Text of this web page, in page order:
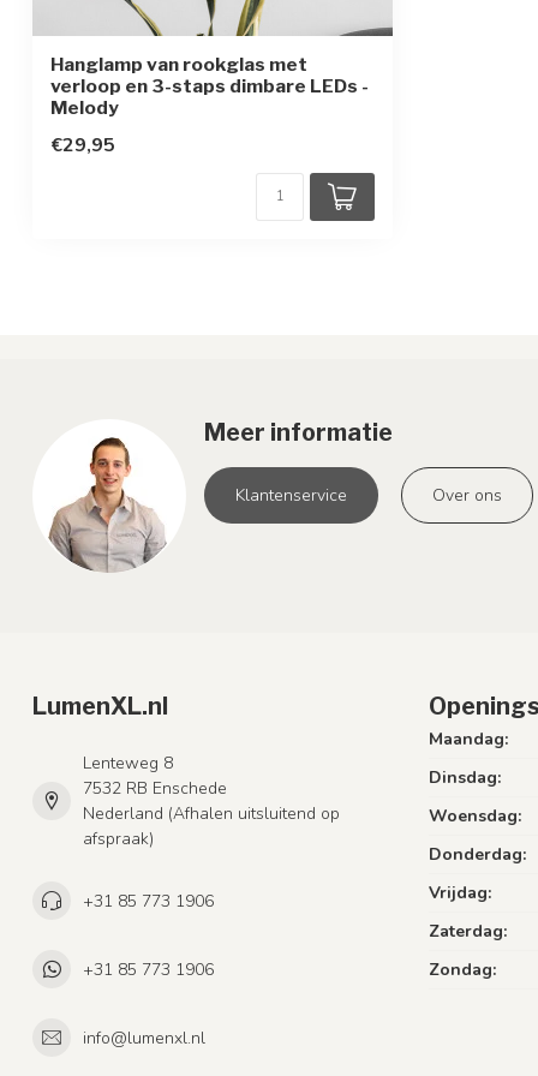
Beschermingsklasse
Bewegingssensor
Hanglamp van rookglas met
verloop en 3-staps dimbare LEDs -
Melody
€29,95
Meer informatie
Klantenservice Over ons
LumenXL.nl
Lenteweg 8
7532 RB Enschede
Nederland (Afhalen uitsluitend op
afspraak)
+31 85 773 1906
+31 85 773 1906
info@lumenxl.nl
Maandag:
Dinsdag:
Woensdag:
Donderdag:
Vrijdag:
Zaterdag:
Zondag: